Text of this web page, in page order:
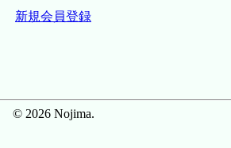
新規会員登録
© 2026 Nojima.